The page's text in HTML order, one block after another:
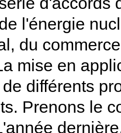
l'énergie
du
mise en
différents
Prenons le